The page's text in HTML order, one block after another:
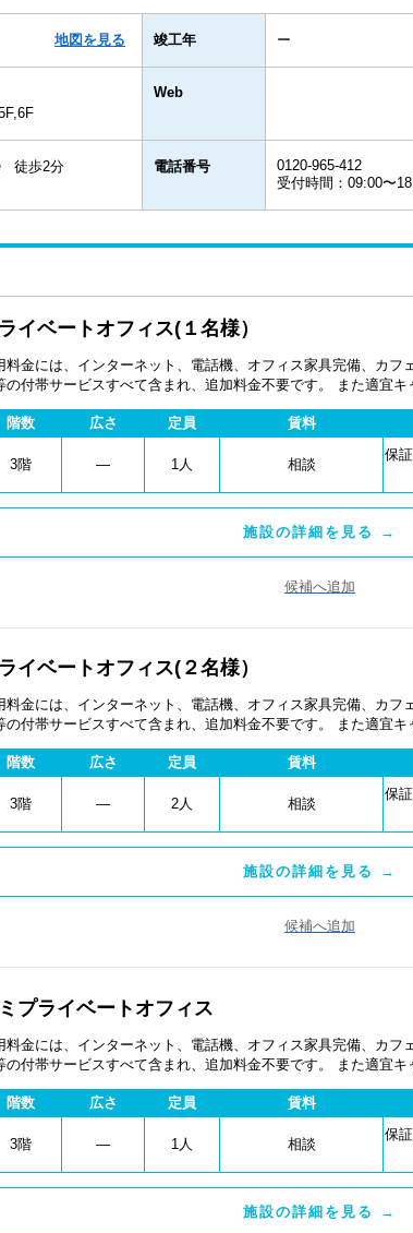
地図を見る 竣工年 ー
Web
徒歩2分 電話番号
0120-965-412
受付時間：09:00〜
イベートオフィス(１名様）
料金には、インターネット、電話機、オフィス家具完備、カフ
の付帯サービスすべて含まれ、追加料金不要です。 また適宜
階数
広さ 定員 賃料
3階 ― 1人 相談
保
施設の詳細を見る →
候補へ追加
イベートオフィス(２名様）
料金には、インターネット、電話機、オフィス家具完備、カフ
の付帯サービスすべて含まれ、追加料金不要です。 また適宜
階数
広さ 定員 賃料
3階 ― 2人 相談
保
施設の詳細を見る →
候補へ追加
プライベートオフィス
料金には、インターネット、電話機、オフィス家具完備、カフ
の付帯サービスすべて含まれ、追加料金不要です。 また適宜キ
階数
広さ 定員 賃料
3階 ― 1人 相談
保
施設の詳細を見る →